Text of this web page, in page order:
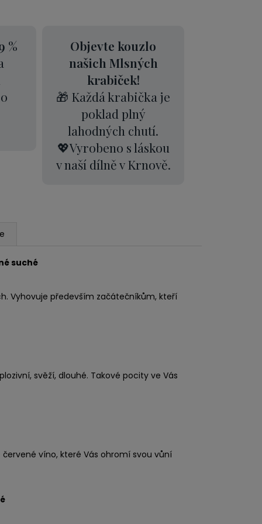
%
Objevte kouzlo
našich Mlsných
krabiček!
🎁 Každá krabička je
poklad plný
lahodných chutí.
💖Vyrobeno s láskou
v naší dílně v Krnově.
suché
Vyhovuje především začátečníkům, kteří
svěží, dlouhé. Takové pocity ve Vás
víno, které Vás ohromí svou vůní